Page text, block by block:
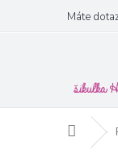
obsah
Máte
Domů